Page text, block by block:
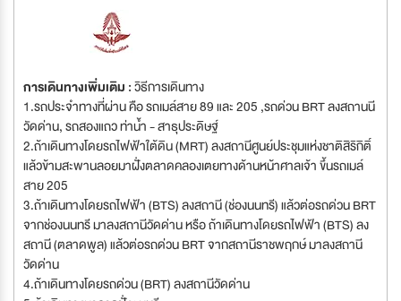
การเดินทางเพิ่มเติม :วิธีการเดินทาง
1.รถประจำทางที่ผ่าน คือ รถเมล์สาย 89 และ 205 ,รถด่วน BRT ลงสถานนี
วัดด่าน, รถสองแถว ท่าน้ำ - สาธุประดิษฐ์
2.ถ้าเดินทางโดยรถไฟฟ้าใต้ดิน (MRT) ลงสถานีศูนย์ประชุมแห่งชาติสิริกิติ์
แล้วข้ามสะพานลอยมาฝั่งตลาดคลองเตยทางด้านหน้าศาลเจ้า ขึ้นรถเมล์
สาย 205
3.ถ้าเดินทางโดยรถไฟฟ้า (BTS) ลงสถานี (ช่องนนทรี) แล้วต่อรถด่วน BRT
จากช่องนนทรี มาลงสถานีวัดด่าน หรือ ถ้าเดินทางโดยรถไฟฟ้า (BTS) ลง
สถานี (ตลาดพูล) แล้วต่อรถด่วน BRT จากสถานีราชพฤกษ์ มาลงสถานี
วัดด่าน
4.ถ้าเดินทางโดยรถด่วน (BRT) ลงสถานีวัดด่าน